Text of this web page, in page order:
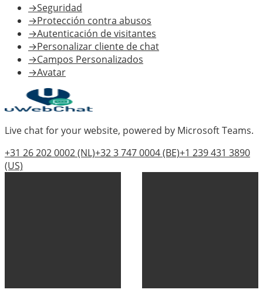
→Seguridad
→Protección contra abusos
→Autenticación de visitantes
→Personalizar cliente de chat
→Campos Personalizados
→Avatar
Live chat for your website, powered by Microsoft Teams.
+31 26 202 0002(NL)+32 3 747 0004(BE)+1 239 431 3890
(US)